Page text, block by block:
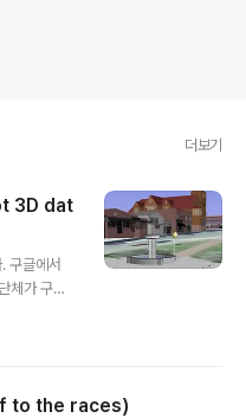
더보기
3D dat
구글에서
체가 구글
모델 비교
델을 구축
to the races)